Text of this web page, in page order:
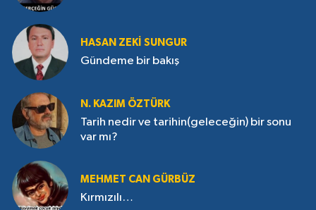
HASAN ZEKI SUNGUR
Gündeme bir bakış
N. KAZIM ÖZTÜRK
Tarih nedir ve tarihin(geleceğin) bir sonu
var mı?
MEHMET CAN GÜRBÜZ
Kırmızılı…